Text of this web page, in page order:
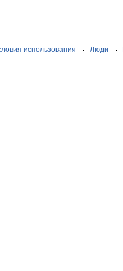
использования Люди